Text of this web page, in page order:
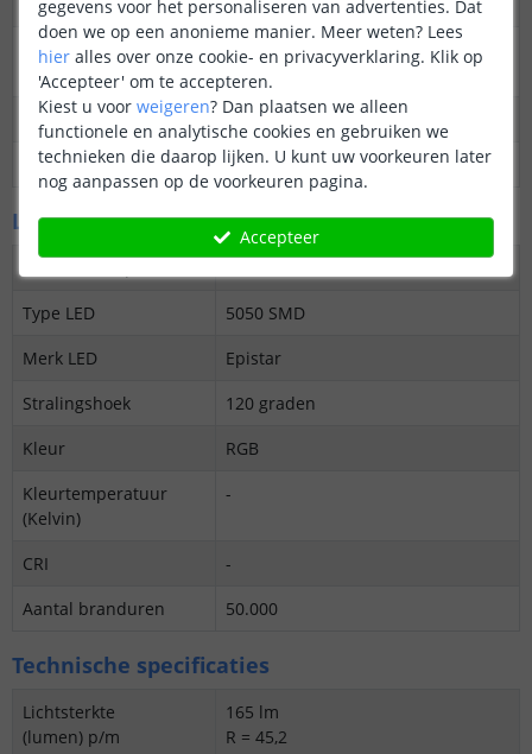
3M plakstrip over de
gehele lengte
Nee
Garantie
5 jaar
Op maat te knippen
8,33 cm
LED's en licht
Type LED
5050 SMD
Merk LED
Epistar
Stralingshoek
120 graden
Kleur
RGB
Kleurtemperatuur
(Kelvin)
-
CRI
-
Aantal branduren
50.000
Technische specificaties
Lichtsterkte
(lumen) p/m
165 lm
R = 45,2
gegevens voor het personaliseren van advertenties. Dat
doen we op een anonieme manier. Meer weten? Lees
hier alles over onze cookie- en privacyverklaring. Klik op
'Accepteer' om te accepteren.
Kiest u voor weigeren? Dan plaatsen we alleen
functionele en analytische cookies en gebruiken we
technieken die daarop lijken. U kunt uw voorkeuren later
nog aanpassen op de voorkeuren pagina.
Accepteer